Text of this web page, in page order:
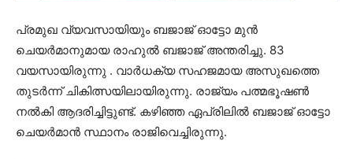
പ്രമുഖ വ്യവസായിയും ബജാജ് ഓട്ടോ മുൻ
ചെയർമാനുമായ രാഹുൽ ബജാജ് അന്തരിച്ചു. 83
വയസായിരുന്നു . വാർധക്യ സഹജമായ അസുഖത്തെ
തുടർന്ന് ചികിത്സയിലായിരുന്നു. രാജ്യം പത്മഭൂഷൺ
നൽകി ആദരിച്ചിട്ടുണ്ട്. കഴിഞ്ഞ ഏപ്രിലിൽ ബജാജ് ഓട്ടോ
ചെയർമാൻ സ്ഥാനം രാജിവെച്ചിരുന്നു.